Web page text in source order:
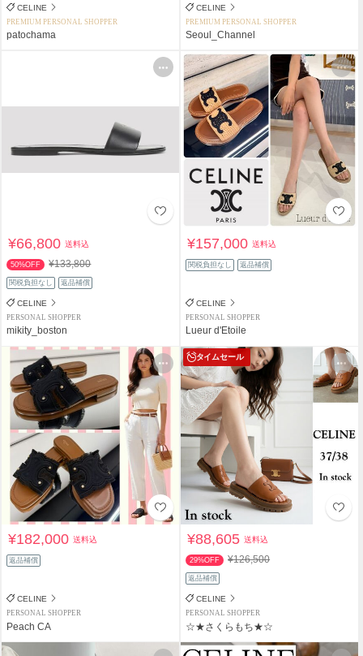
CELINE
PREMIUM PERSONAL SHOPPER
patochama
CELINE
PREMIUM PERSONAL SHOPPER
Seoul_Channel
¥66,800送料込
50%OFF ¥133,800
関税負担なし 返品補償
CELINE
PERSONAL SHOPPER
mikity_boston
¥157,000送料込
関税負担なし 返品補償
CELINE
PERSONAL SHOPPER
Lueur d'Etoile
¥182,000送料込
返品補償
CELINE
PERSONAL SHOPPER
Peach CA
タイムセール
¥88,605送料込
29%OFF ¥126,500
返品補償
CELINE
PERSONAL SHOPPER
☆★さくらもち★☆